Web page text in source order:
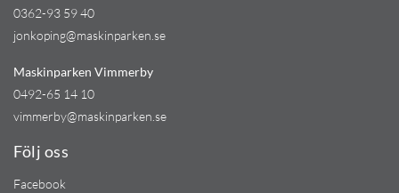
0362-93 59 40
jonkoping@maskinparken.se
Maskinparken Vimmerby
0492-65 14 10
vimmerby@maskinparken.se
Följ oss
Facebook